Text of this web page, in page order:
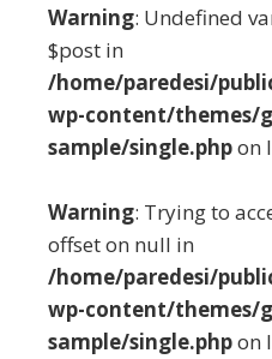
Warning: Undefined
$post in
/home/paredesi/
wp-content/themes/
sample/single.phpon
Warning: Trying to
offset on null in
/home/paredesi/
wp-content/themes/
sample/single.phpon